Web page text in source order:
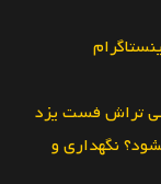
تراش فست یزد
نگهداری و